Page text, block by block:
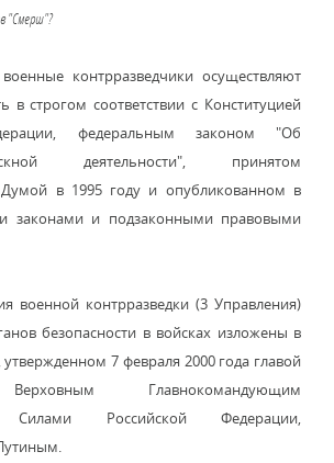
"Смерш"?
контрразведчики осуществляют
в строгом соответствии с Конституцией
федеральным законом "Об
деятельности", принятом
Думой в 1995 году и опубликованном в
законами и подзаконными правовыми
военной контрразведки (3 Управления)
безопасности в войсках изложены в
7 февраля 2000 года главой
Верховным Главнокомандующим
Силами Российской Федерации,